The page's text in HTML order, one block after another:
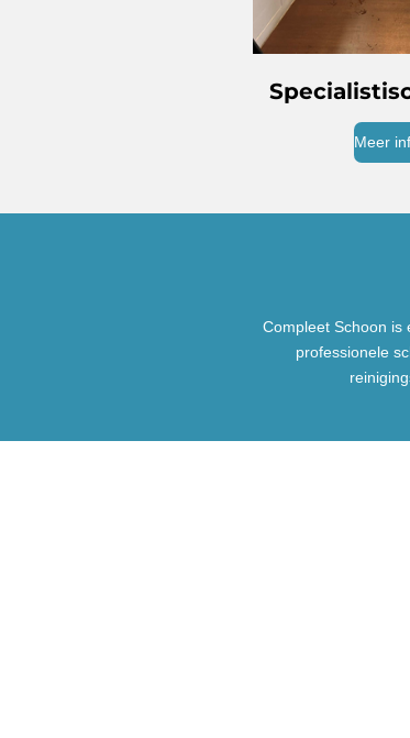
Meer
Compleet Schoon is
professionele